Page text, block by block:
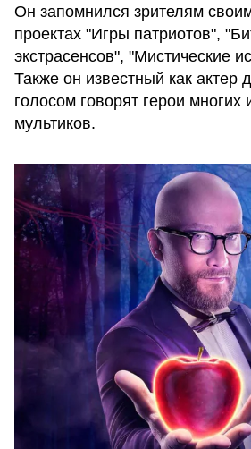
Он запомнился зрителям
проектах "Игры патриотов",
экстрасенсов", "Мистические
Также он известный как актер
голосом говорят герои многих
мультиков.